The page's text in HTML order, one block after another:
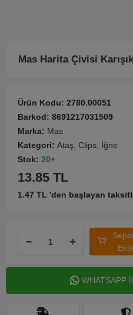
Mas Harita Çivisi
Ürün Kodu: 2780.00051
Barkod: 8691217031509
Marka: Mas
Kategori: Ataş, Clips, İğne
Stok: 20+
13.85 TL
1.47 TL 'den başlayan
Ekle
WHATSAPP